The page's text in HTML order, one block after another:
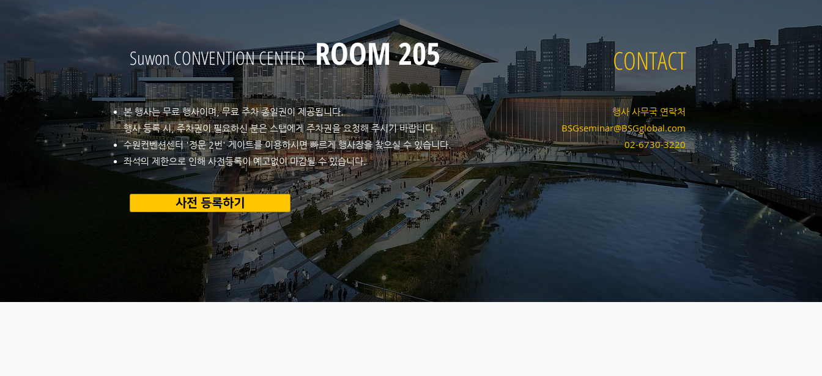
Suwon CONVENTION CENTERROOM 205 CONTACT
본 행사는 무료 행사이며, 무료 주차 종일권이 제공됩니다.
행사 등록 시, 주차권이 필요하신 분은 스탭에게 주차권을 요청해 주시기 바랍니다.
수원컨벤션센터 '정문 2번' 게이트를 이용하시면 빠르게 행사장을 찾으실 수 있습니다.
좌석의 제한으로 인해 사전등록이 예고없이 마감될 수 있습니다.
행사 사무국 연락처
BSGseminar@BSGglobal.com
​02-6730-3220
사전 등록하기